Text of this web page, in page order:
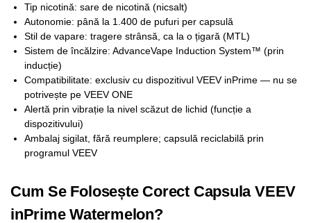
Tip nicotină: sare de nicotină (nicsalt)
Autonomie: până la 1.400 de pufuri per capsulă
Stil de vapare: tragere strânsă, ca la o țigară (MTL)
Sistem de încălzire: AdvanceVape Induction System™ (prin
inducție)
Compatibilitate: exclusiv cu dispozitivul VEEV inPrime — nu se
potrivește pe VEEV ONE
Alertă prin vibrație la nivel scăzut de lichid (funcție a
dispozitivului)
Ambalaj sigilat, fără reumplere; capsulă reciclabilă prin
programul VEEV
Cum Se Folosește Corect Capsula VEEV
inPrime Watermelon?